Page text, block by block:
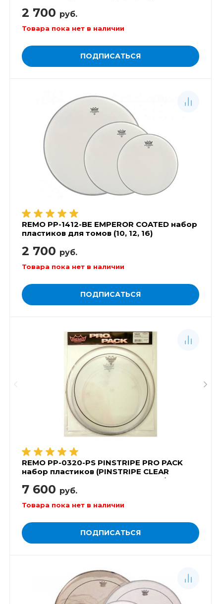
2 700 руб.
Товара пока нет в наличии
ПОДПИСАТЬСЯ
REMO PP-1412-BE EMPEROR COATED набор
пластиков для томов (10, 12, 16)
2 700 руб.
Товара пока нет в наличии
ПОДПИСАТЬСЯ
REMO PP-0320-PS PINSTRIPE PRO PACK
набор пластиков (PINSTRIPE CLEAR
12',13',16', AMBASSADOR COATED 14')
7 600 руб.
Товара пока нет в наличии
ПОДПИСАТЬСЯ